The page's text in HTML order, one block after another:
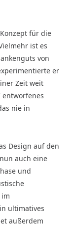
für die
ist es
von
er
Zeit weit
entworfenes
nie in
Design auf den
auch eine
und
ultimatives
außerdem